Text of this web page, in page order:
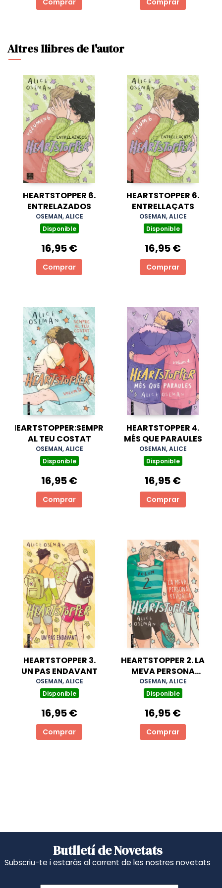
Comprar Comprar
Altres llibres de l'autor
HEARTSTOPPER 6.
ENTRELAZADOS
OSEMAN, ALICE
Disponible
16,95 €
Comprar
HEARTSTOPPER 6.
ENTRELLAÇATS
OSEMAN, ALICE
Disponible
16,95 €
Comprar
HEARTSTOPPER:SEMPRE
AL TEU COSTAT
OSEMAN, ALICE
Disponible
16,95 €
Comprar
HEARTSTOPPER 4.
MÉS QUE PARAULES
OSEMAN, ALICE
Disponible
16,95 €
Comprar
HEARTSTOPPER 3.
UN PAS ENDAVANT
OSEMAN, ALICE
Disponible
16,95 €
Comprar
HEARTSTOPPER 2. LA
MEVA PERSONA
FAVORITA
OSEMAN, ALICE
Disponible
16,95 €
Comprar
Butlletí de Novetats
Subscriu-te i estaràs al corrent de les nostres novetats